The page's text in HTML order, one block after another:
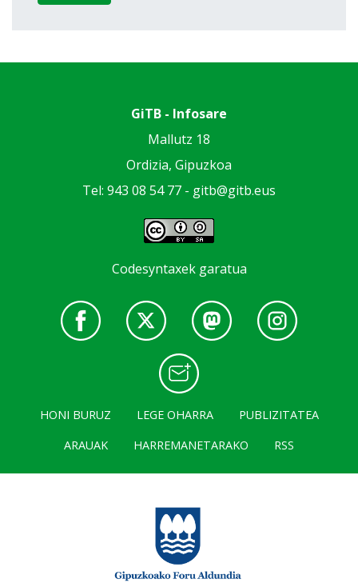
GiTB - Infosare
Mallutz 18
Ordizia, Gipuzkoa
Tel: 943 08 54 77 - gitb@gitb.eus
Codesyntaxek garatua
HONI BURUZ LEGE OHARRA
PUBLIZITATEA
ARAUAK
HARREMANETARAKO RSS